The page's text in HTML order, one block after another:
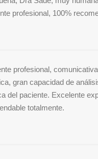
profesional, 100%
profesional,
gran capacidad de
del paciente. Excelente
totalmente.